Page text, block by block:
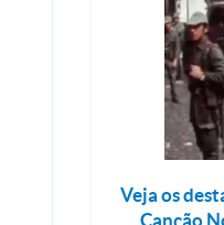
Veja os
Canção